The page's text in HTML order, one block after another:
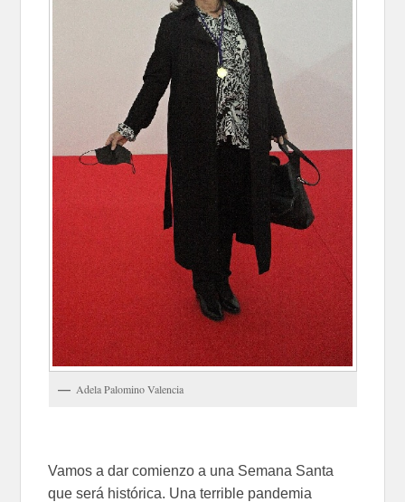
Adela Palomino Valencia
Vamos a dar comienzo a una Semana Santa
que será histórica. Una terrible pandemia